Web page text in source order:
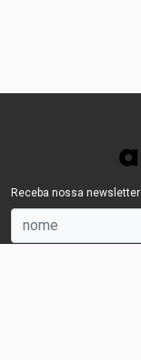
Receba nossa newsletter